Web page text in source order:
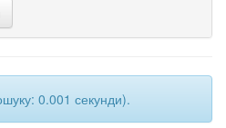
0.001 секунди).